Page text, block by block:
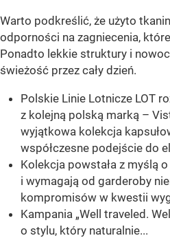
Warto podkreślić, że użyto
odporności na zagniecenia,
Ponadto lekkie struktury i
świeżość przez cały dzień.
Polskie Linie Lotnicze LOT
z kolejną polską marką –
wyjątkowa kolekcja
współczesne podejście do
Kolekcja powstała z myślą
i wymagają od garderoby
kompromisów w kwestii
Kampania „Well traveled.
o stylu, który naturalnie...